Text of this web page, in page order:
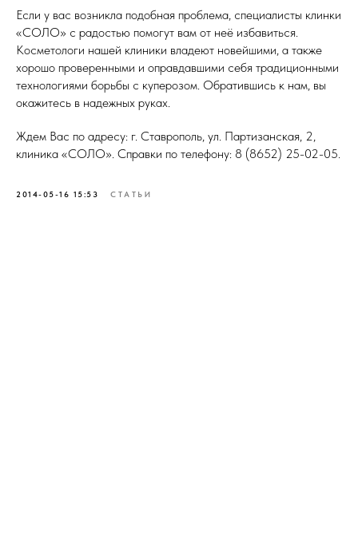
Если у вас возникла подобная проблема, специалисты клинки
«СОЛО» с радостью помогут вам от неё избавиться.
Косметологи нашей клиники владеют новейшими, а также
хорошо проверенными и оправдавшими себя традиционными
технологиями борьбы с куперозом. Обратившись к нам, вы
окажитесь в надежных руках.
Ждем Вас по адресу: г. Ставрополь, ул. Партизанская, 2,
клиника «СОЛО». Справки по телефону: 8 (8652) 25-02-05.
2014-05-16 15:53 СТАТЬИ